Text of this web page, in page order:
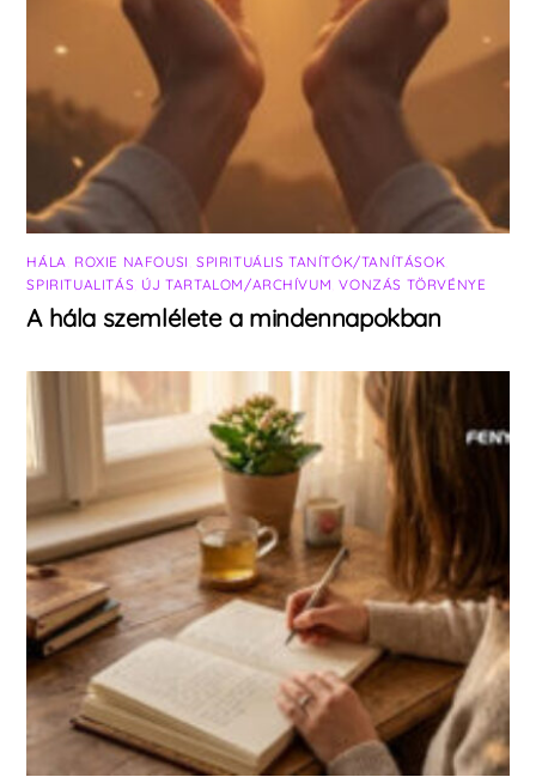
HÁLA ROXIE NAFOUSI SPIRITUÁLIS TANÍTÓK/TANÍTÁSOK
SPIRITUALITÁS ÚJ TARTALOM/ARCHÍVUM ,VONZÁS TÖRVÉNYE
A hála szemlélete a mindennapokban